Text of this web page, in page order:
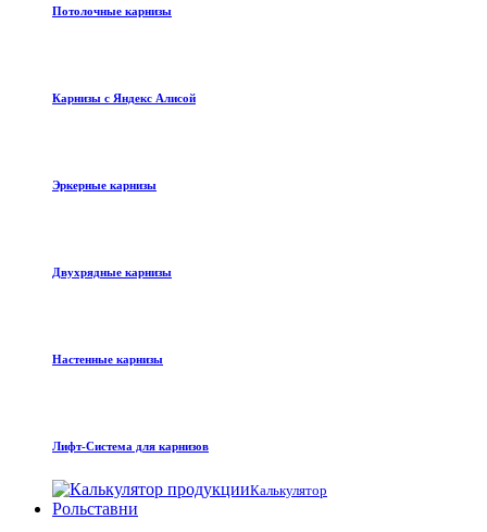
Потолочные карнизы
Карнизы с Яндекс Алисой
Эркерные карнизы
Двухрядные карнизы
Настенные карнизы
Лифт-Система для карнизов
Калькулятор
Рольставни